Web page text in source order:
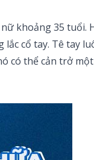
khoảng 35 tuổi.
cổ tay. Tê tay
có thể cản trở